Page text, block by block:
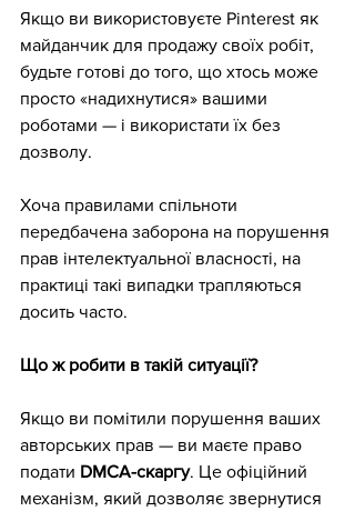
Якщо ви використовуєте Pinterest як
майданчик для продажу своїх робіт,
будьте готові до того, що хтось може
просто «надихнутися» вашими
роботами — і використати їх без
дозволу.
Хоча правилами спільноти
передбачена заборона на порушення
прав інтелектуальної власності, на
практиці такі випадки трапляються
досить часто.
Що ж робити в такій ситуації?
Якщо ви помітили порушення ваших
авторських прав — ви маєте право
подати DMCA-скаргу. Це офіційний
механізм, який дозволяє звернутися